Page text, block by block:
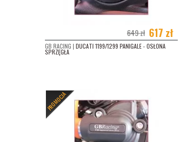
649 zł 617 zł
GB RACING | DUCATI 1199/1299 PANIGALE - OSŁONA
SPRZĘGŁA
PROMOCJA